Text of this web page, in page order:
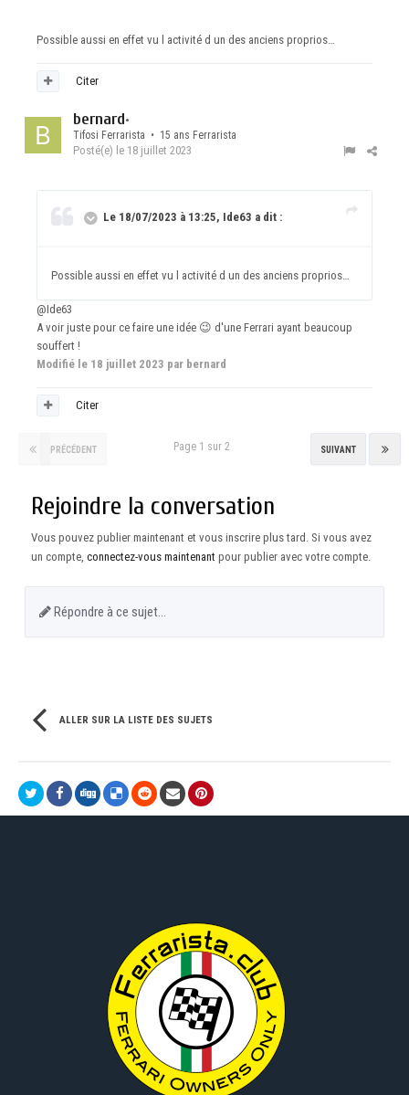
Possible aussi en effet vu l activité d un des anciens proprios…
Citer
bernard•
Tifosi Ferrarista • 15 ans Ferrarista
Posté(e) le 18 juillet 2023
Le 18/07/2023 à 13:25, Ide63 a dit :
Possible aussi en effet vu l activité d un des anciens proprios…
@Ide63
A voir juste pour ce faire une idée 😉 d'une Ferrari ayant beaucoup
souffert !
Modifié le 18 juillet 2023 par bernard
Citer
PRÉCÉDENT SUIVANT
Page 1 sur 2
Rejoindre la conversation
Vous pouvez publier maintenant et vous inscrire plus tard. Si vous avez
un compte, connectez-vous maintenant pour publier avec votre compte.
Répondre à ce sujet…
ALLER SUR LA LISTE DES SUJETS